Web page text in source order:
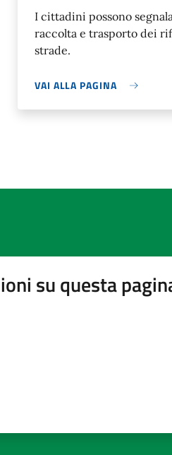
I cittadini possono
raccolta e trasporto dei
strade.
VAI ALLA PAGINA
su questa